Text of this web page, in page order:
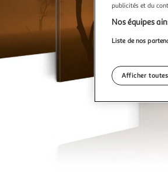
publicités et du
Nos équipes
Liste de nos
Afficher